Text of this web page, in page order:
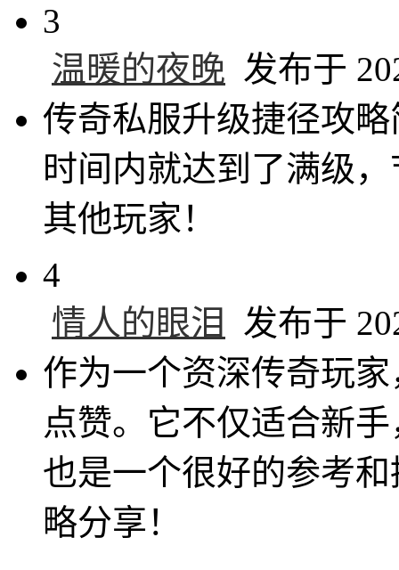
3
温暖的夜晚 发布于
传奇私服升级捷径攻
时间内就达到了满级
其他玩家！
4
情人的眼泪
发布于
作为一个资深传奇玩
点赞。它不仅适合新
也是一个很好的参考
略分享！